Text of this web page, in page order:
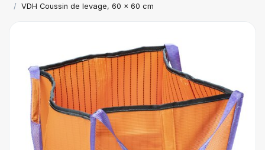
VDH Coussin de levage, 60 x 60 cm